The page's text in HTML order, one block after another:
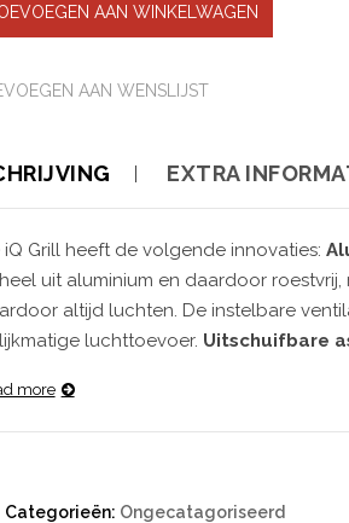
AAN WINKELWAGEN
AAN WENSLIJST
EXTRA
iQ Grill heeft de volgende innovaties:
uit aluminium en daardoor
altijd luchten. De instelbare
luchttoevoer. Uitschuifbare
more
Categorieën: Ongecatagoriseerd